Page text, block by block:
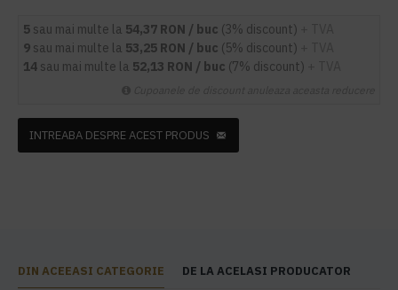
5 sau mai multe la 54,37 RON / buc (3% discount)
9 sau mai multe la 53,25 RON / buc (5% discount)
14 sau mai multe la 52,13 RON / buc (7% discount)
INTREABA DESPRE ACEST PRODUS
DIN ACEEASI CATEGORIE DE LA ACELASI PRODUCATOR